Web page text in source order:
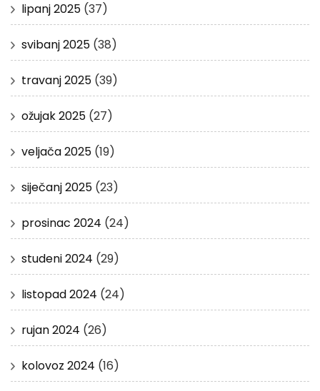
lipanj 2025 (37)
svibanj 2025 (38)
travanj 2025 (39)
ožujak 2025 (27)
veljača 2025 (19)
siječanj 2025 (23)
prosinac 2024 (24)
studeni 2024 (29)
listopad 2024 (24)
rujan 2024 (26)
kolovoz 2024 (16)